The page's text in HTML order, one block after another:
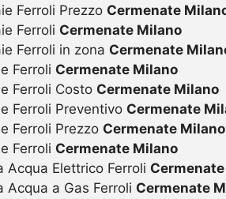
Ferroli Prezzo Cermenate
Ferroli Cermenate Milano
Ferroli in zona Cermenate
Ferroli Cermenate Milano
Ferroli Costo Cermenate Milano
Ferroli Preventivo Cermenate
Ferroli Prezzo Cermenate Milano
Ferroli Cermenate Milano
Acqua Elettrico Ferroli
Acqua a Gas Ferroli Cermenate